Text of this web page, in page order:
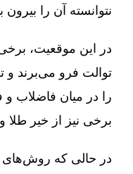
نتوانسته آن را بیرون
در این موقعیت،
توالت فرو می‌برند و
را در میان فاضلاب و
برخی نیز از خیر طلا
در حالی که روش‌های